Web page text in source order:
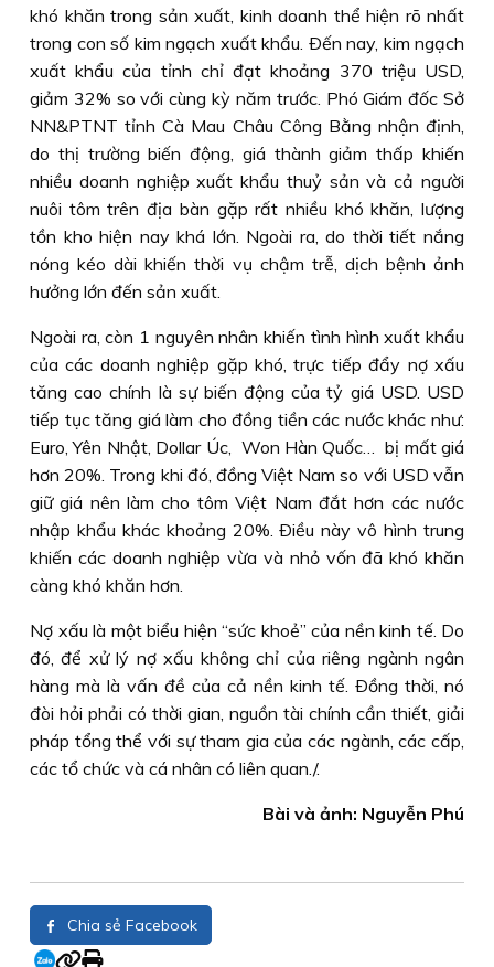
khó khăn trong sản xuất, kinh doanh thể hiện rõ nhất
trong con số kim ngạch xuất khẩu. Ðến nay, kim ngạch
xuất khẩu của tỉnh chỉ đạt khoảng 370 triệu USD,
giảm 32% so với cùng kỳ năm trước. Phó Giám đốc Sở
NN&PTNT tỉnh Cà Mau Châu Công Bằng nhận định,
do thị trường biến động, giá thành giảm thấp khiến
nhiều doanh nghiệp xuất khẩu thuỷ sản và cả người
nuôi tôm trên địa bàn gặp rất nhiều khó khăn, lượng
tồn kho hiện nay khá lớn. Ngoài ra, do thời tiết nắng
nóng kéo dài khiến thời vụ chậm trễ, dịch bệnh ảnh
hưởng lớn đến sản xuất.
Ngoài ra, còn 1 nguyên nhân khiến tình hình xuất khẩu
của các doanh nghiệp gặp khó, trực tiếp đẩy nợ xấu
tăng cao chính là sự biến động của tỷ giá USD. USD
tiếp tục tăng giá làm cho đồng tiền các nước khác như:
Euro, Yên Nhật, Dollar Úc, Won Hàn Quốc… bị mất giá
hơn 20%. Trong khi đó, đồng Việt Nam so với USD vẫn
giữ giá nên làm cho tôm Việt Nam đắt hơn các nước
nhập khẩu khác khoảng 20%. Ðiều này vô hình trung
khiến các doanh nghiệp vừa và nhỏ vốn đã khó khăn
càng khó khăn hơn.
Nợ xấu là một biểu hiện “sức khoẻ” của nền kinh tế. Do
đó, để xử lý nợ xấu không chỉ của riêng ngành ngân
hàng mà là vấn đề của cả nền kinh tế. Ðồng thời, nó
đòi hỏi phải có thời gian, nguồn tài chính cần thiết, giải
pháp tổng thể với sự tham gia của các ngành, các cấp,
các tổ chức và cá nhân có liên quan./.
Bài và ảnh: Nguyễn Phú
Chia sẻ Facebook